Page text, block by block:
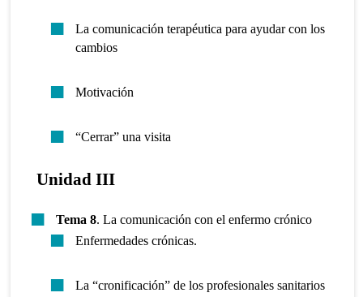
La comunicación terapéutica para ayudar con los
cambios
Motivación
“Cerrar” una visita
Unidad III
Tema 8. La comunicación con el enfermo crónico
Enfermedades crónicas.
La “cronificación” de los profesionales sanitarios